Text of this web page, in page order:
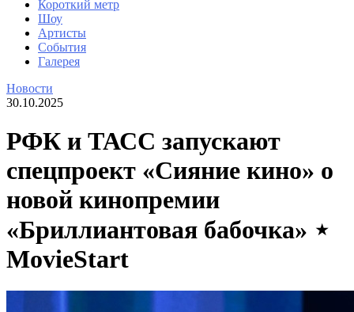
Короткий метр
Шоу
Артисты
События
Галерея
Новости
30.10.2025
РФК и ТАСС запускают
спецпроект «Сияние кино» о
новой кинопремии
«Бриллиантовая бабочка» ⋆
MovieStart